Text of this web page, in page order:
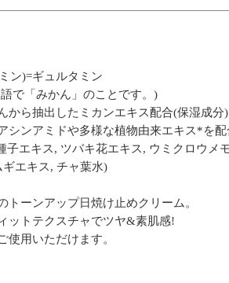
ン)=ギュルタミン
で「みかん」のことです。)
から抽出したミカンエキス配合(保湿成分)
シンアミドや多様な植物由来エキス*を
子エキス, ツバキ花エキス, ウミクロウメ
エキス, チャ葉水)
トーンアップ日焼け止めクリーム。
ットテクスチャでツヤ&素肌感!
使用いただけます。